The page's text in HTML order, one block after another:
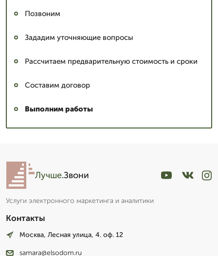
Позвоним
Зададим уточняющие вопросы
Рассчитаем предварительную стоимость и сроки
Составим договор
Выполним работы
Лучше.Звони
Услуги электронного маркетинга и аналитики
Контакты
Москва, Лесная улица, 4. оф. 12
samara@elsodom.ru